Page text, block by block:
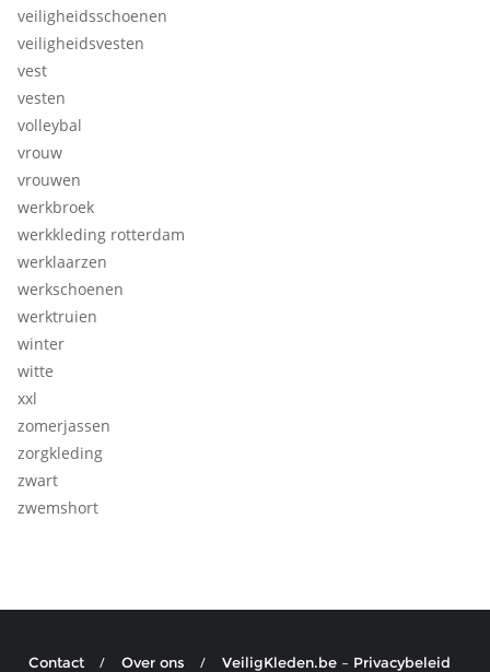
veiligheidsschoenen
veiligheidsvesten
vest
vesten
volleybal
vrouw
vrouwen
werkbroek
werkkleding rotterdam
werklaarzen
werkschoenen
werktruien
winter
witte
xxl
zomerjassen
zorgkleding
zwart
zwemshort
Contact Over ons VeiligKleden.be – Privacybeleid